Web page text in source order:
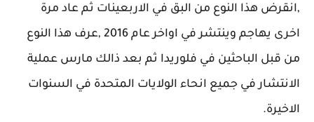
,انقرض هذا النوع من البق في الاربعينات ثم عاد مرة
اخرى يهاجم وينتشر في اواخر عام 2016 ,عرف هذا النوع
من قبل الباحثين في فلوريدا ثم بعد ذالك مارس عملية
الانتشار في جميع انحاء الولايات المتحدة في السنوات
الاخيرة.